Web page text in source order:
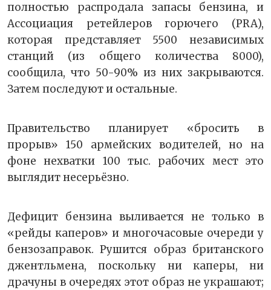
полностью распродала запасы бензина, и
Ассоциация ретейлеров горючего (PRA),
которая представляет 5500 независимых
станций (из общего количества 8000),
сообщила, что 50-90% из них закрываются.
Затем последуют и остальные.
Правительство планирует «бросить в
прорыв» 150 армейских водителей, но на
фоне нехватки 100 тыс. рабочих мест это
выглядит несерьёзно.
Дефицит бензина выливается не только в
«рейды каперов» и многочасовые очереди у
бензозаправок. Рушится образ британского
джентльмена, поскольку ни каперы, ни
драчуны в очередях этот образ не украшают;